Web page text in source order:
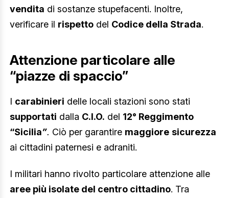
vendita di sostanze stupefacenti. Inoltre,
verificare il rispetto del Codice della Strada.
Attenzione particolare alle
“piazze di spaccio”
I carabinieri delle locali stazioni sono stati
supportati dalla C.I.O. del 12° Reggimento
“Sicilia”. Ciò per garantire maggiore sicurezza
ai cittadini paternesi e adraniti.
I militari hanno rivolto particolare attenzione alle
aree più isolate del centro cittadino. Tra